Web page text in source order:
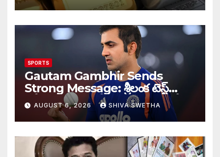
SPORTS
Gautam Gambhir Sends
Strong Message: శ్రీలంక టెస్ట్
సిరీస్‌కు ముందు టీమిండియాకు గంభీర్
వార్నింగ్…
AUGUST 6, 2026 SHIVA SWETHA